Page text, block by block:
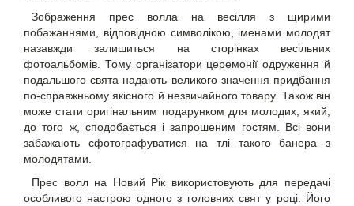
Зображення прес волла на весілля з щирими
побажаннями, відповідною символікою, іменами молодят
назавжди залишиться на сторінках весільних
фотоальбомів. Тому організатори церемонії одруження й
подальшого свята надають великого значення придбання
по-справжньому якісного й незвичайного товару. Також він
може стати оригінальним подарунком для молодих, який,
до того ж, сподобається і запрошеним гостям. Всі вони
забажають сфотографуватися на тлі такого банера з
молодятами.
Прес волл на Новий Рік використовують для передачі
особливого настрою одного з головних свят у році. Його